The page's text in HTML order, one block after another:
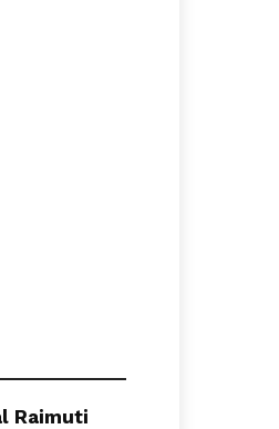
Raimuti